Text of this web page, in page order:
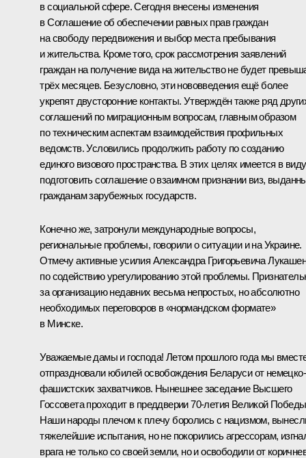
в социальной сфере. Сегодня внесены изменения
в Соглашение об обеспечении равных прав граждан
на свободу передвижения и выбор места пребывания
и жительства. Кроме того, срок рассмотрения заявлений
граждан на получение вида на жительство не будет
трёх месяцев. Безусловно, эти нововведения ещё более
укрепят двусторонние контакты. Утверждён также ряд
соглашений по миграционным вопросам, главным образом
по техническим аспектам взаимодействия профильных
ведомств. Условились продолжить работу по созданию
единого визового пространства. В этих целях имеется в виду
подготовить соглашение о взаимном признании виз,
гражданам зарубежных государств.
Конечно же, затронули международные вопросы,
региональные проблемы, говорили о ситуации и на Украине.
Отмечу активные усилия Александра Григорьевича
по содействию урегулированию этой проблемы.
за организацию недавних весьма непростых, но абсолютно
необходимых переговоров в «нормандском формате»
в Минске.
Уважаемые дамы и господа! Летом прошлого года мы
отпраздновали юбилей освобождения Беларуси от немецко-
фашистских захватчиков. Нынешнее заседание Высшего
Госсовета проходит в преддверии 70-летия Великой
Наши народы плечом к плечу боролись с нацизмом,
тяжелейшие испытания, но не покорились агрессорам,
врага не только со своей земли, но и освободили от